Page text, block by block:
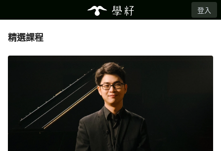
登入
精選課程